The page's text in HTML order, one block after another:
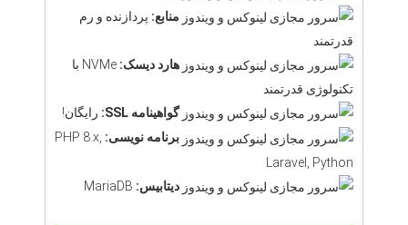
منابع: پردازنده و رم
قدرتمند
هارد دیسک:
NVMe با
تکنولوژی قدرتمند
گواهینامه SSL:
رایگان!
برنامه نویسی: PHP 8.x,
Laravel, Python
دیتابیس: MariaDB